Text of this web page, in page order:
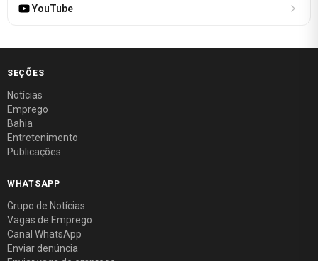
YouTube
SEÇÕES
Notícias
Emprego
Bahia
Entretenimento
Publicações
WHATSAPP
Grupo de Notícias
Vagas de Emprego
Canal WhatsApp
Enviar denúncia